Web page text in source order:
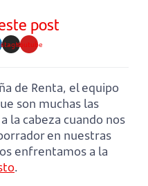
post
Youtube
de Renta, el equipo
son muchas las
la cabeza cuando nos
en nuestras
enfrentamos a la
.